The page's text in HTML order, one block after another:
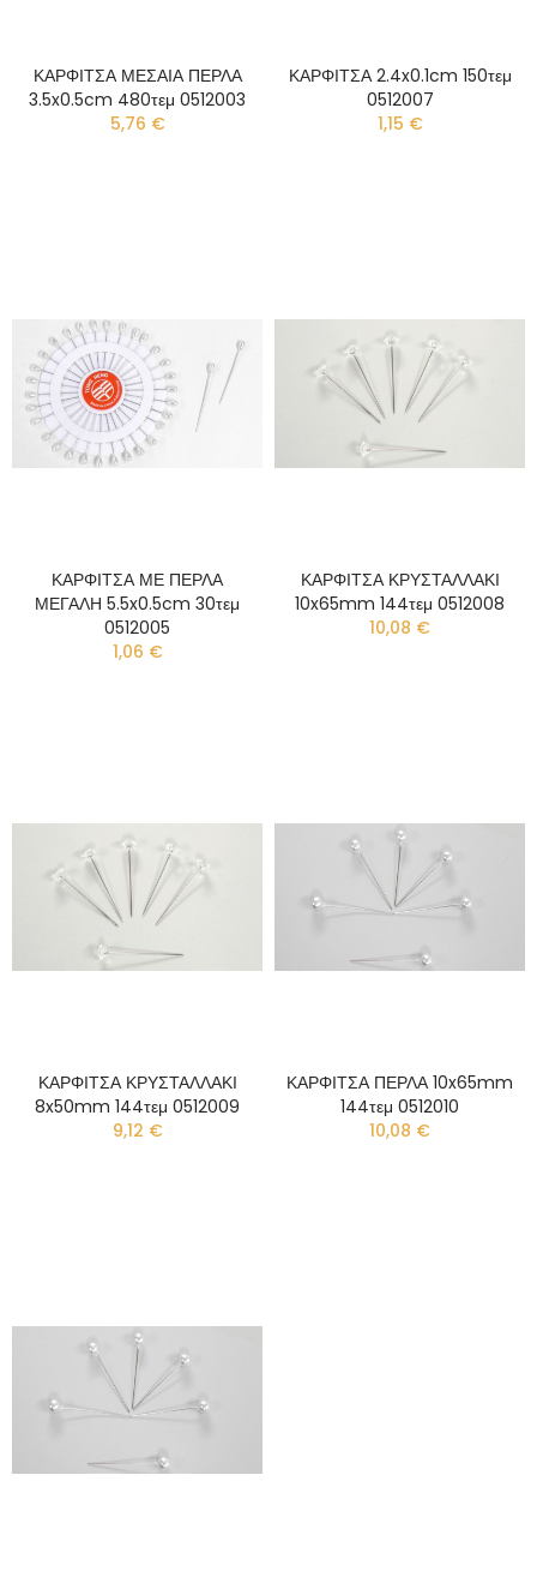
ΚΑΡΦΙΤΣΑ ΜΕΣΑΙΑ ΠΕΡΛΑ
3.5x0.5cm 480τεμ 0512003
5,76 €
ΚΑΡΦΙΤΣΑ 2.4x0.1cm 150τεμ
0512007
1,15 €
ΚΑΡΦΙΤΣΑ ΜΕ ΠΕΡΛΑ
ΜΕΓΑΛΗ 5.5x0.5cm 30τεμ
0512005
1,06 €
ΚΑΡΦΙΤΣΑ ΚΡΥΣΤΑΛΛΑΚΙ
10x65mm 144τεμ 0512008
10,08 €
ΚΑΡΦΙΤΣΑ ΚΡΥΣΤΑΛΛΑΚΙ
8x50mm 144τεμ 0512009
9,12 €
ΚΑΡΦΙΤΣΑ ΠΕΡΛΑ 10x65mm
144τεμ 0512010
10,08 €